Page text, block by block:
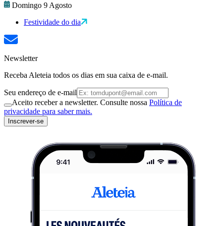
Domingo 9 Agosto
Festividade do dia
Newsletter
Receba Aleteia todos os dias em sua caixa de e-mail.
Seu endereço de e-mail
Aceito receber a newsletter. Consulte nossa Política de
privacidade para saber mais.
Inscrever-se